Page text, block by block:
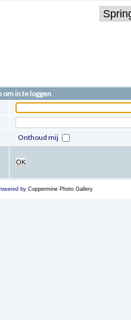
om in te loggen
Onthoud mij
OK
by Coppermine Photo Gallery